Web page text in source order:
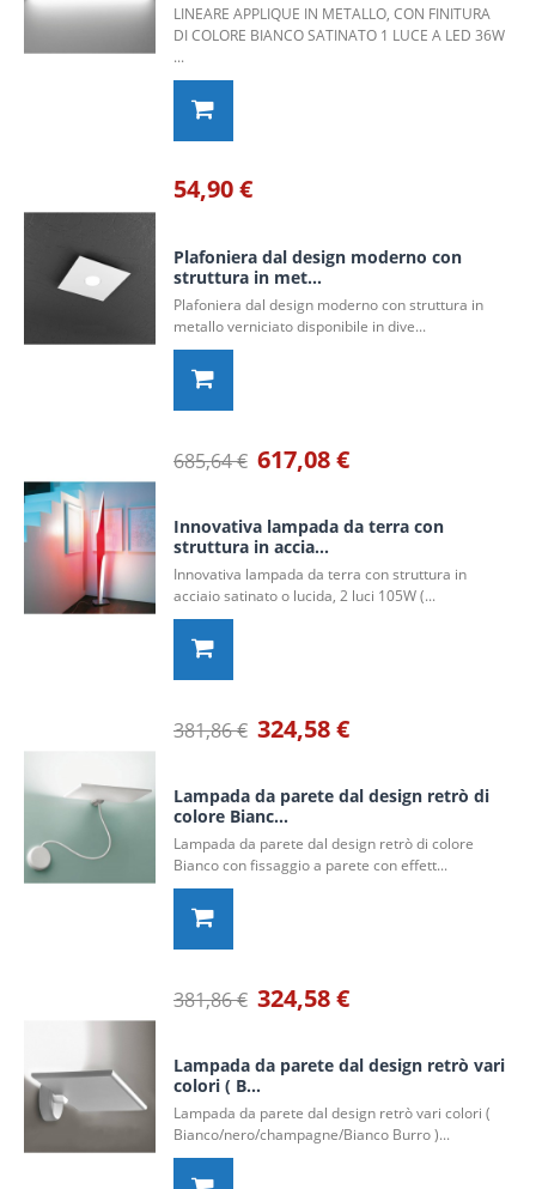
LINEARE APPLIQUE IN METALLO, CON FINITURA
DI COLORE BIANCO SATINATO 1 LUCE A LED 36W
...
54,90 €
Plafoniera dal design moderno con
struttura in met...
Plafoniera dal design moderno con struttura in
metallo verniciato disponibile in dive...
685,64 € 617,08 €
Innovativa lampada da terra con
struttura in accia...
Innovativa lampada da terra con struttura in
acciaio satinato o lucida, 2 luci 105W (...
381,86 € 324,58 €
Lampada da parete dal design retrò di
colore Bianc...
Lampada da parete dal design retrò di colore
Bianco con fissaggio a parete con effett...
381,86 € 324,58 €
Lampada da parete dal design retrò vari
colori ( B...
Lampada da parete dal design retrò vari colori (
Bianco/nero/champagne/Bianco Burro )...